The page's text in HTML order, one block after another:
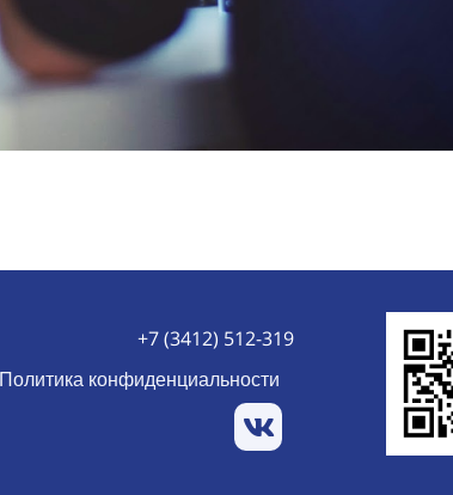
+7 (3412) 512-319
Политика конфиденциальности